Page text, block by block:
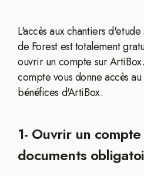
L'accès aux chantiers
de Forest est totalement
ouvrir un compte sur
compte vous donne accès
bénéfices d'ArtiBox.
1- Ouvrir un
documents